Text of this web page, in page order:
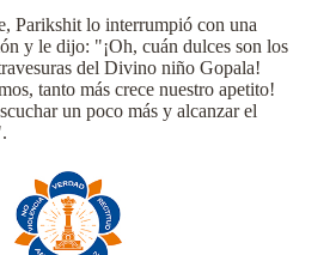
Parikshit lo interrumpió con una
y le dijo: "¡Oh, cuán dulces son los
del Divino niño Gopala!
tanto más crece nuestro apetito!
un poco más y alcanzar el